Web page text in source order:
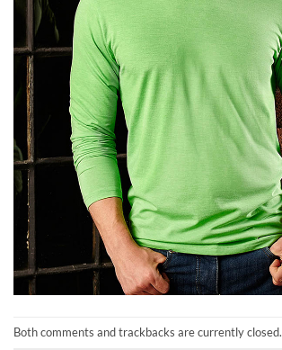
Both comments and trackbacks are currently closed.